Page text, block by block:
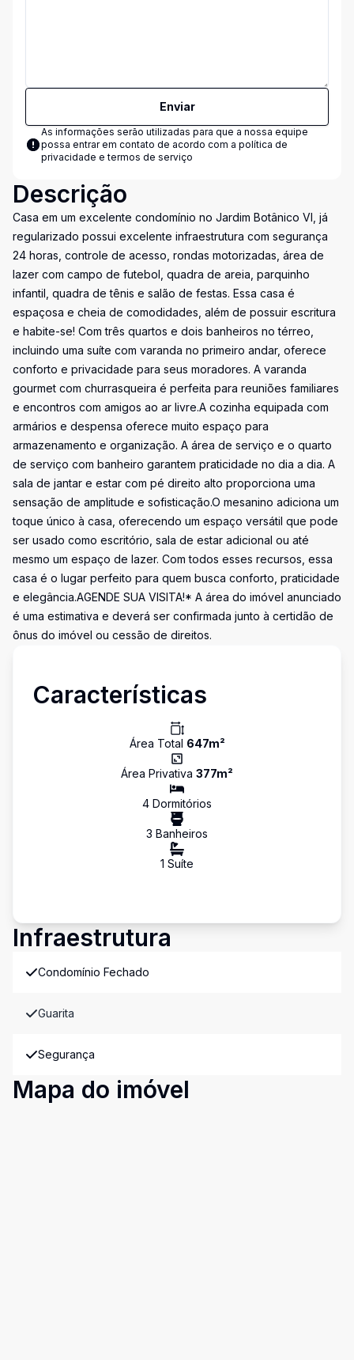
Enviar
As informações serão utilizadas para que a nossa equipe
possa entrar em contato de acordo com a política de
privacidade e termos de serviço
Descrição
Casa em um excelente condomínio no Jardim Botânico VI, já
regularizado possui excelente infraestrutura com segurança
24 horas, controle de acesso, rondas motorizadas, área de
lazer com campo de futebol, quadra de areia, parquinho
infantil, quadra de tênis e salão de festas. Essa casa é
espaçosa e cheia de comodidades, além de possuir escritura
e habite-se! Com três quartos e dois banheiros no térreo,
incluindo uma suíte com varanda no primeiro andar, oferece
conforto e privacidade para seus moradores. A varanda
gourmet com churrasqueira é perfeita para reuniões familiares
e encontros com amigos ao ar livre.A cozinha equipada com
armários e despensa oferece muito espaço para
armazenamento e organização. A área de serviço e o quarto
de serviço com banheiro garantem praticidade no dia a dia. A
sala de jantar e estar com pé direito alto proporciona uma
sensação de amplitude e sofisticação.O mesanino adiciona um
toque único à casa, oferecendo um espaço versátil que pode
ser usado como escritório, sala de estar adicional ou até
mesmo um espaço de lazer. Com todos esses recursos, essa
casa é o lugar perfeito para quem busca conforto, praticidade
e elegância.AGENDE SUA VISITA!* A área do imóvel anunciado
é uma estimativa e deverá ser confirmada junto à certidão de
ônus do imóvel ou cessão de direitos.
Características
Área Total 647m²
Área Privativa 377m²
4 Dormitórios
3 Banheiros
1 Suíte
Infraestrutura
Condomínio Fechado
Guarita
Segurança
Mapa do imóvel